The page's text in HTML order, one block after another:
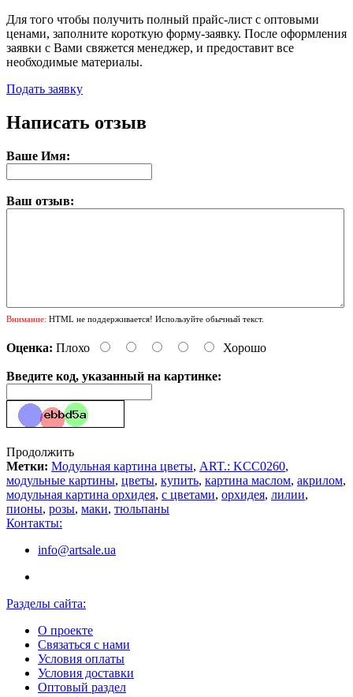
Для того чтобы получить полный прайс-лист с оптовыми
ценами, заполните короткую форму-заявку. После оформления
заявки с Вами свяжется менеджер, и предоставит все
необходимые материалы.
Подать заявку
Написать отзыв
Ваше Имя:
Ваш отзыв:
Внимание: HTML не поддерживается! Используйте обычный текст.
Оценка: Плохо Хорошо
Введите код, указанный на картинке:
Продолжить
Метки: Модульная картина цветы, ART.: KCC0260,
модульные картины, цветы, купить, картина маслом, акрилом,
модульная картина орхидея, с цветами, орхидея, лилии,
пионы, розы, маки, тюльпаны
Контакты:
info@artsale.ua
Разделы сайта:
О проекте
Связаться с нами
Условия оплаты
Условия доставки
Оптовый раздел